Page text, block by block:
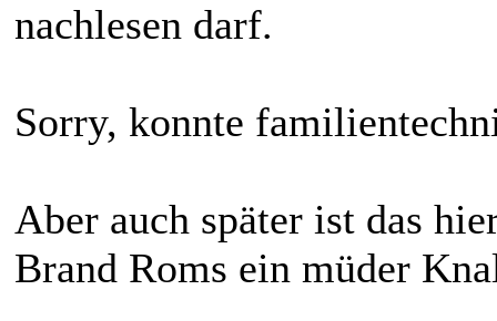
nachlesen darf.
Sorry, konnte
Aber auch später ist das
Brand Roms ein müder